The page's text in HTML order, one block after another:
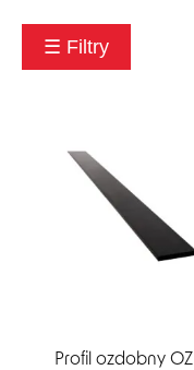
☰ Filtry
Profil ozdobny OZ